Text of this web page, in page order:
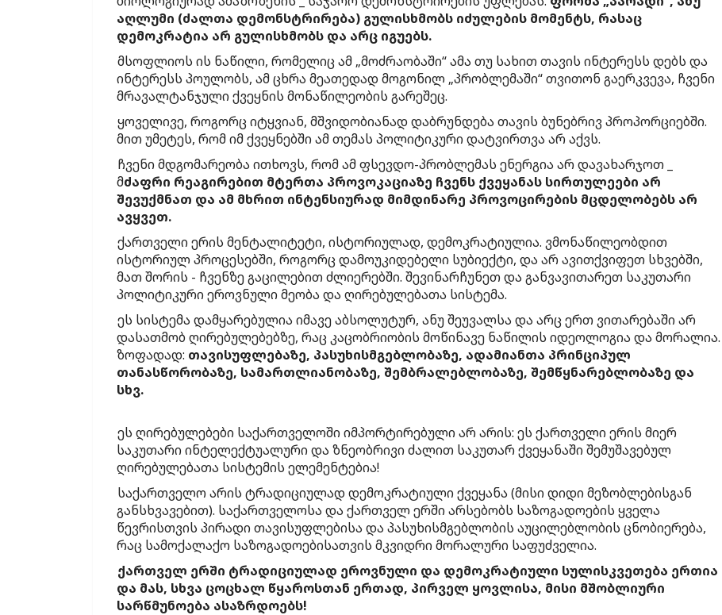
აღლუმი (ძალთა დემონსტრირება) გულისხმობს იძულების მომენტს, რასაც
დემოკრატია არ გულისხმობს და არც იგუებს.
მსოფლიოს ის ნაწილი, რომელიც ამ „მოძრაობაში“ ამა თუ სახით თავის ინტერესს დებს და
ინტერესს პოულობს, ამ ცხრა მეათედად მოგონილ „პრობლემაში“ თვითონ გაერკვევა, ჩვენი
მრავალტანჯული ქვეყნის მონაწილეობის გარეშეც.
ყოველივე, როგორც იტყვიან, მშვიდობიანად დაბრუნდება თავის ბუნებრივ პროპორციებში.
მით უმეტეს, რომ იმ ქვეყნებში ამ თემას პოლიტიკური დატვირთვა არ აქვს.
ჩვენი მდგომარეობა ითხოვს, რომ ამ ფსევდო-პრობლემას ენერგია არ დავახარჯოთ _
მძაფრი რეაგირებით მტერთა პროვოკაციაზე ჩვენს ქვეყანას სირთულეები არ
შევუქმნათ და ამ მხრით ინტენსიურად მიმდინარე პროვოცირების მცდელობებს არ
ავყვეთ.
ქართველი ერის მენტალიტეტი, ისტორიულად, დემოკრატიულია. ვმონაწილეობდით
ისტორიულ პროცესებში, როგორც დამოუკიდებელი სუბიექტი, და არ ავითქვიფეთ სხვებში,
მათ შორის - ჩვენზე გაცილებით ძლიერებში. შევინარჩუნეთ და განვავითარეთ საკუთარი
პოლიტიკური ეროვნული მეობა და ღირებულებათა სისტემა.
ეს სისტემა დამყარებულია იმავე აბსოლუტურ, ანუ შეუვალსა და არც ერთ ვითარებაში არ
დასათმობ ღირებულებებზე, რაც კაცობრიობის მოწინავე ნაწილის იდეოლოგია და მორალია.
ზოფადად: თავისუფლებაზე, პასუხისმგებლობაზე, ადამიანთა პრინციპულ
თანასწორობაზე, სამართლიანობაზე, შემბრალებლობაზე, შემწყნარებლობაზე და
სხვ.
ეს ღირებულებები საქართველოში იმპორტირებული არ არის: ეს ქართველი ერის მიერ
საკუთარი ინტელექტუალური და ზნეობრივი ძალით საკუთარ ქვეყანაში შემუშავებულ
ღირებულებათა სისტემის ელემენტებია!
საქართველო არის ტრადიციულად დემოკრატიული ქვეყანა (მისი დიდი მეზობლებისგან
განსხვავებით). საქართველოსა და ქართველ ერში არსებობს საზოგადოების ყველა
წევრისთვის პირადი თავისუფლებისა და პასუხისმგებლობის აუცილებლობის ცნობიერება,
რაც სამოქალაქო საზოგადოებისათვის მკვიდრი მორალური საფუძველია.
ქართველ ერში ტრადიციულად ეროვნული და დემოკრატიული სულისკვეთება ერთია
და მას, სხვა ცოცხალ წყაროსთან ერთად, პირველ ყოვლისა, მისი მშობლიური
სარწმუნოება ასაზრდოებს!